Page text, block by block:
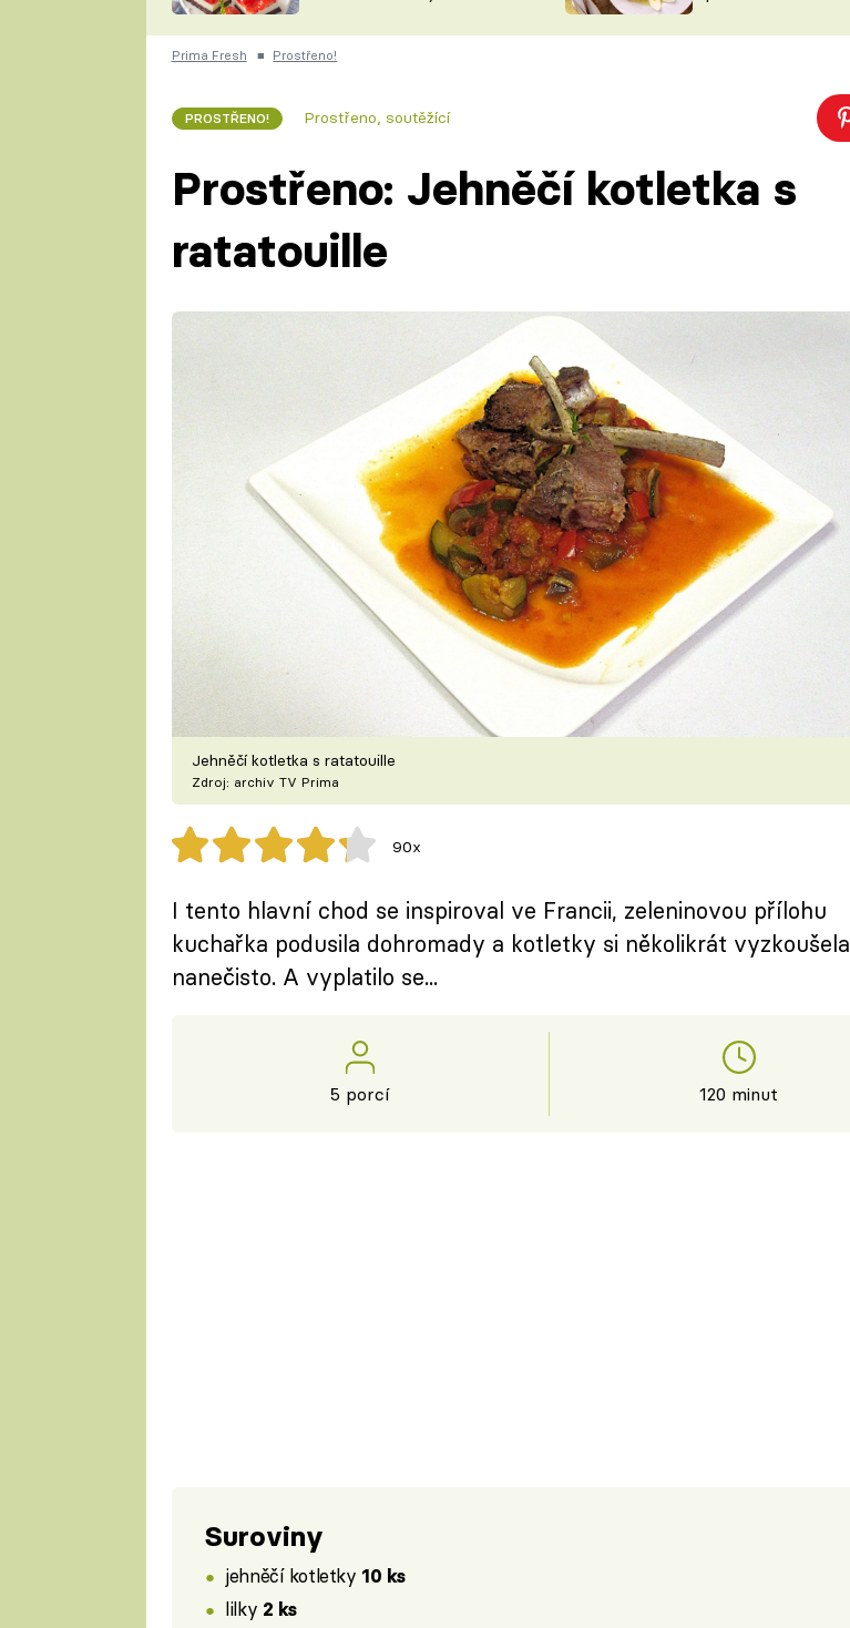
ČESKO NA TALÍŘI
KUCHAŘKA
VYCHYTÁVKY
Prima Fresh ■ Prostřeno!
PROSTŘENO! Prostřeno, soutěžící
Prostřeno: Jehněčí kotletka s
ratatouille
Jehněčí kotletka s ratatouille
Zdroj: archiv TV Prima
90x
I tento hlavní chod se inspiroval ve Francii, zeleninovou přílohu
kuchařka podusila dohromady a kotletky si několikrát vyzkoušela
nanečisto. A vyplatilo se...
5 porcí 120 minut
Suroviny
jehněčí kotletky 10 ks
lilky 2 ks